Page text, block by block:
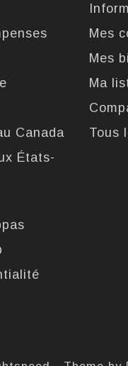
Canada
États-
Mes
Mes
Ma
Tous